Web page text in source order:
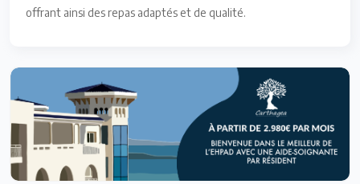
offrant ainsi des repas adaptés et de qualité.